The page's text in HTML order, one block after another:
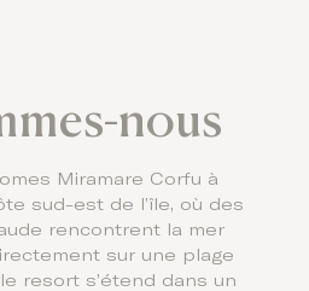
nous
Miramare Corfu à
sud-est de l’île, où des
rencontrent la mer
sur une plage
resort s’étend dans un